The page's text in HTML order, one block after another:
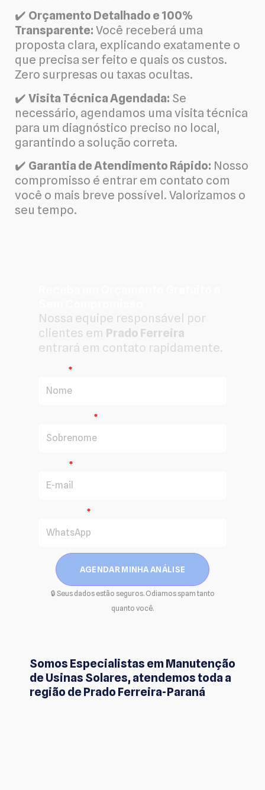
✔️ Orçamento Detalhado e 100%
Transparente: Você receberá uma
proposta clara, explicando exatamente o
que precisa ser feito e quais os custos.
Zero surpresas ou taxas ocultas.
✔️ Visita Técnica Agendada: Se
necessário, agendamos uma visita técnica
para um diagnóstico preciso no local,
garantindo a solução correta.
✔️ Garantia de Atendimento Rápido: Nosso
compromisso é entrar em contato com
você o mais breve possível. Valorizamos o
seu tempo.
Somos Especialistas em Manutenção
de Usinas Solares, atendemos toda a
região de Prado Ferreira-Paraná
Nossa equipe responsável por
clientes em Prado Ferreira
entrará em contato rapidamente.
AGENDAR MINHA ANÁLISE
🔒 Seus dados estão seguros. Odiamos spam tanto
quanto você.